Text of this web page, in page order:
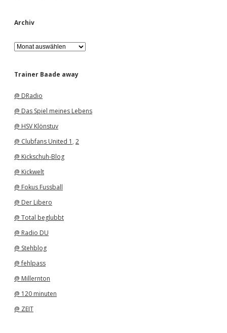
Archiv
A
r
h
Trainer Baade away
@ DRadio
@ Das Spiel meines Lebens
@ HSV Klönstuv
@ Clubfans United 1 , 2
@ Kickschuh-Blog
@ Kickwelt
@ Fokus Fussball
@ Der Libero
@ Total beglubbt
@ Radio DU
@ Stehblog
@ fehlpass
@ Millernton
@ 120 minuten
@ ZEIT